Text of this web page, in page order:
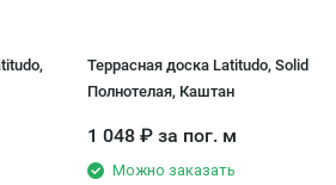
Террасная доска Latitudo, Solid
Полнотелая, Каштан
1 048 ₽ за пог. м
Можно заказать